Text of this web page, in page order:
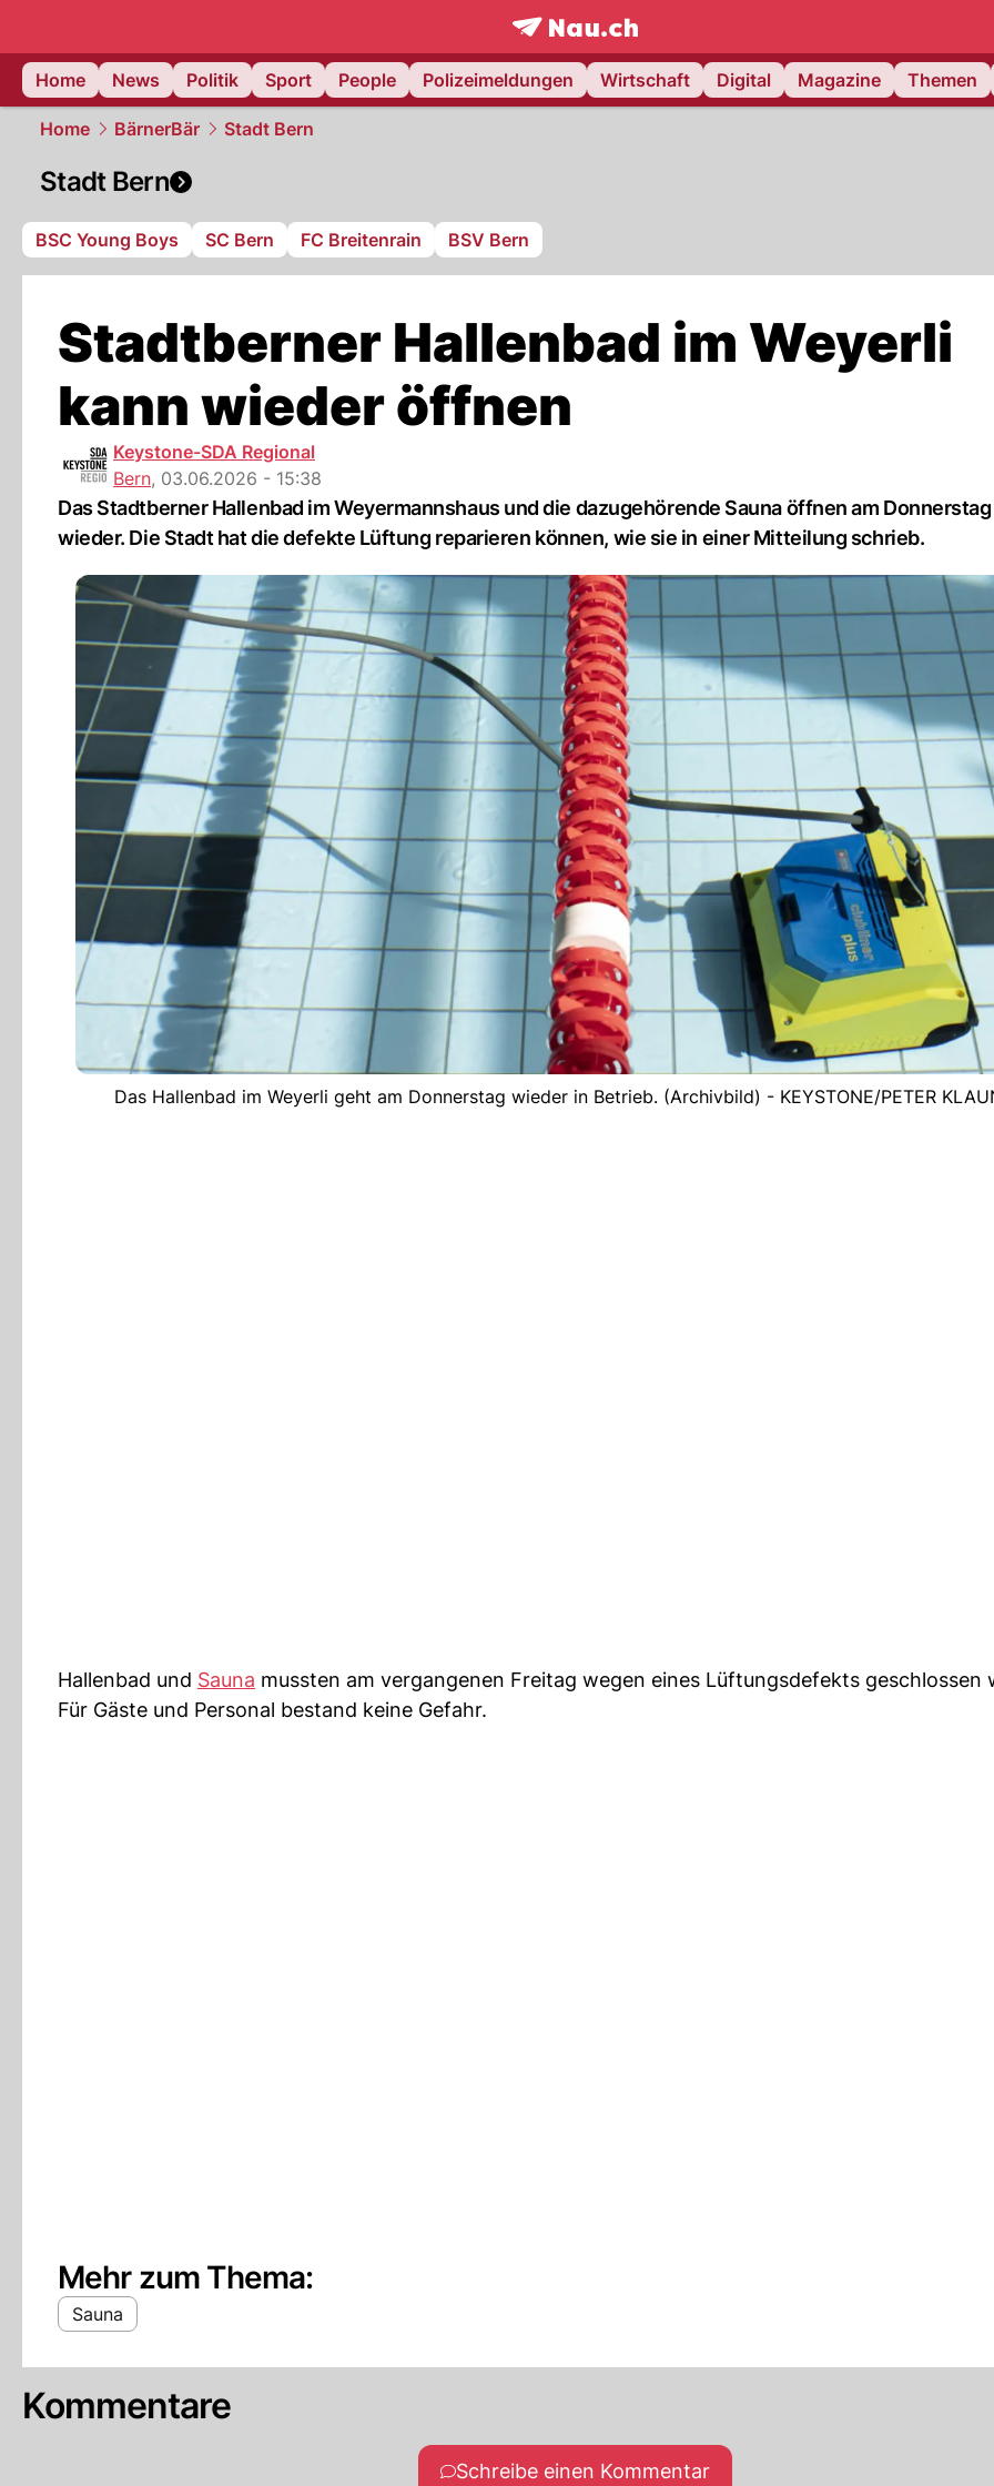
frontpage.NAU.ch
Home
News Politik Sport People Polizeimeldungen Wirtschaft Digital Magazine Themen
Home BärnerBär Stadt Bern
Stadt Bern
BSC Young Boys SC Bern FC Breitenrain BSV Bern
Stadtberner Hallenbad im Weyerli
kann wieder öffnen
Keystone-SDA Regional
Bern, 03.06.2026 - 15:38
Das Stadtberner Hallenbad im Weyermannshaus und die dazugehörende Sauna öffnen am
wieder. Die Stadt hat die defekte Lüftung reparieren können, wie sie in einer Mitteilung schrieb.
Das Hallenbad im Weyerli geht am Donnerstag wieder in Betrieb. (Archivbild) - KEYSTONE/PETER
Hallenbad und Sauna mussten am vergangenen Freitag wegen eines Lüftungsdefekts geschlossen
Für Gäste und Personal bestand keine Gefahr.
Mehr zum Thema:
Sauna
Kommentare
Schreibe einen Kommentar